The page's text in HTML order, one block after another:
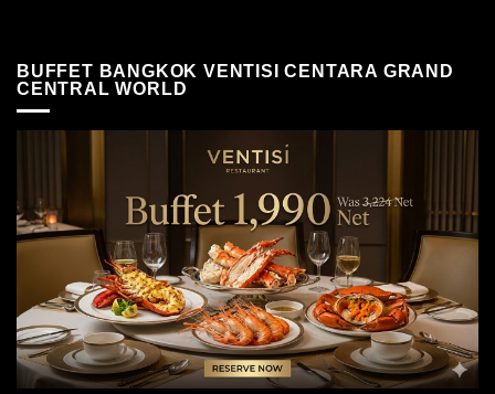
BUFFET BANGKOK VENTISI CENTARA GRAND
CENTRAL WORLD